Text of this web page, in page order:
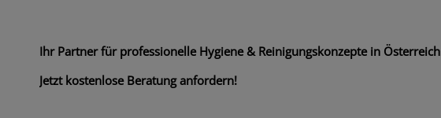
Ihr Partner für professionelle Hygiene & Reinigungskonzepte in Österreich
Jetzt kostenlose Beratung anfordern!